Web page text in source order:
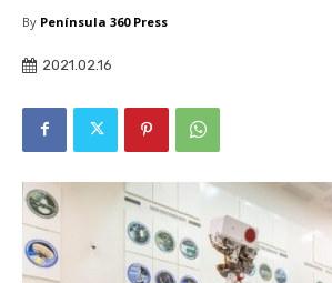
By Península 360 Press
2021.02.16